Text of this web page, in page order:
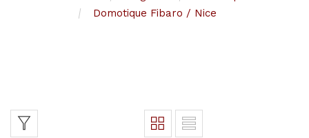
Domotique Fibaro / Nice